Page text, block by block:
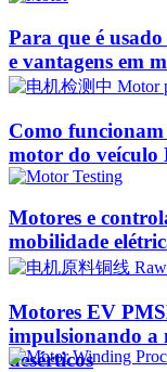
Para que é
e vantagens em
Como
motor do veículo
Motores e
mobilidade
Motores EV
impulsionando a
desérticos